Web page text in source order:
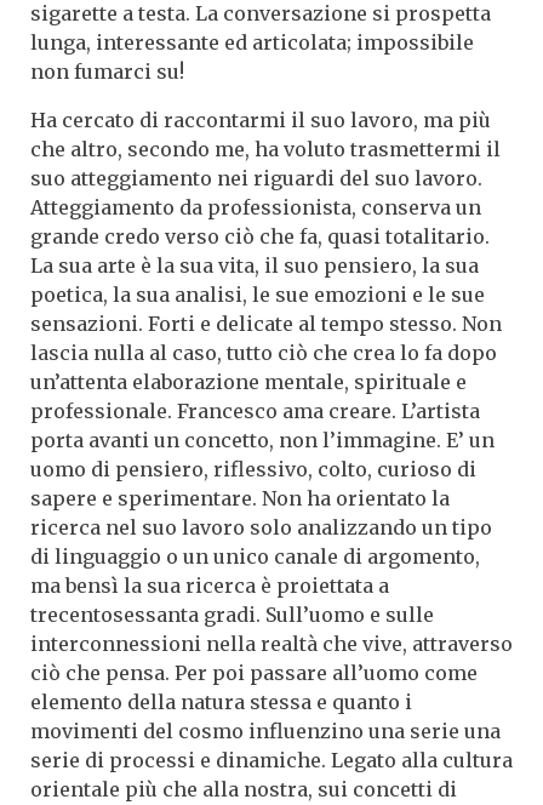
sigarette a testa. La conversazione si prospetta
lunga, interessante ed articolata; impossibile
non fumarci su!
Ha cercato di raccontarmi il suo lavoro, ma più
che altro, secondo me, ha voluto trasmettermi il
suo atteggiamento nei riguardi del suo lavoro.
Atteggiamento da professionista, conserva un
grande credo verso ciò che fa, quasi totalitario.
La sua arte è la sua vita, il suo pensiero, la sua
poetica, la sua analisi, le sue emozioni e le sue
sensazioni. Forti e delicate al tempo stesso. Non
lascia nulla al caso, tutto ciò che crea lo fa dopo
un’attenta elaborazione mentale, spirituale e
professionale. Francesco ama creare. L’artista
porta avanti un concetto, non l’immagine. E’ un
uomo di pensiero, riflessivo, colto, curioso di
sapere e sperimentare. Non ha orientato la
ricerca nel suo lavoro solo analizzando un tipo
di linguaggio o un unico canale di argomento,
ma bensì la sua ricerca è proiettata a
trecentosessanta gradi. Sull’uomo e sulle
interconnessioni nella realtà che vive, attraverso
ciò che pensa. Per poi passare all’uomo come
elemento della natura stessa e quanto i
movimenti del cosmo influenzino una serie una
serie di processi e dinamiche. Legato alla cultura
orientale più che alla nostra, sui concetti di